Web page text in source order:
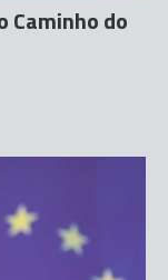
Caminho do